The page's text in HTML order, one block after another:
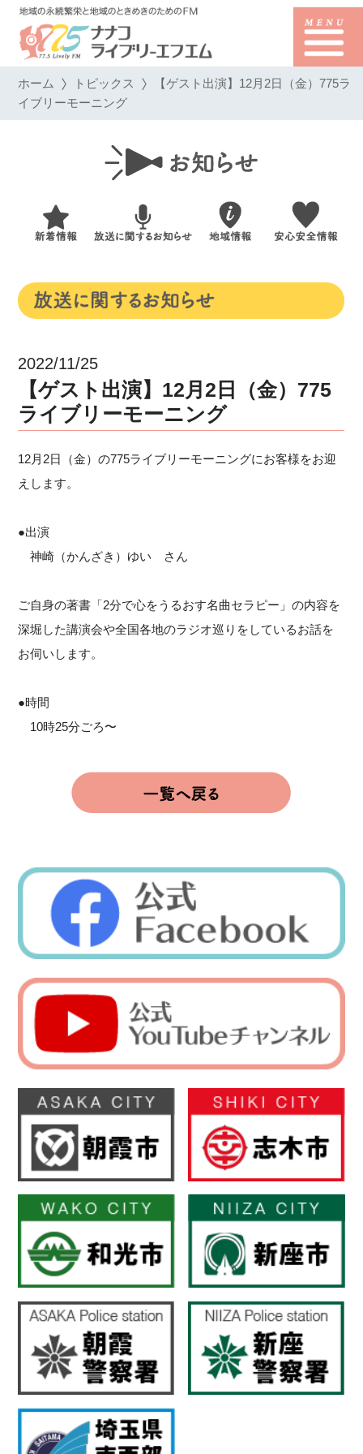
ホーム トピックス 【ゲスト出演】12月2日（金）775ラ
イブリーモーニング
2022/11/25
【ゲスト出演】12月2日（金）775
ライブリーモーニング
12月2日（金）の775ライブリーモーニングにお客様をお迎
えします。
●出演
神崎（かんざき）ゆい さん
ご自身の著書「2分で心をうるおす名曲セラピー」の内容を
深堀した講演会や全国各地のラジオ巡りをしているお話を
お伺いします。
●時間
10時25分ごろ〜